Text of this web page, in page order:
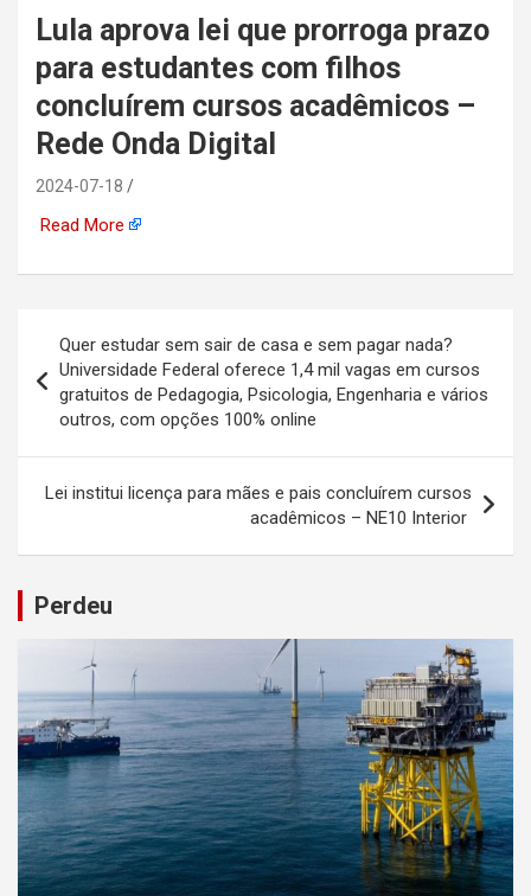
automotiva, mineração,
indústria naval, etc
Lula aprova lei que prorroga prazo
para estudantes com filhos
concluírem cursos acadêmicos –
Rede Onda Digital
2024-07-18
Read More
de
Post
Quer estudar sem sair de casa e sem pagar nada?
Universidade Federal oferece 1,4 mil vagas em cursos
gratuitos de Pedagogia, Psicologia, Engenharia e vários
outros, com opções 100% online
Lei institui licença para mães e pais concluírem cursos
acadêmicos – NE10 Interior
Perdeu